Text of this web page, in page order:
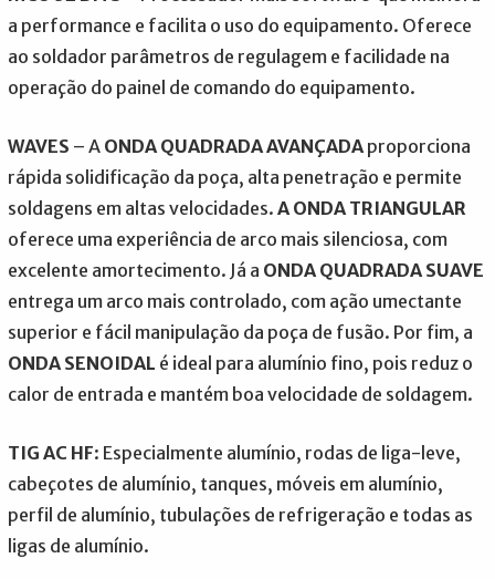
a performance e facilita o uso do equipamento. Oferece
ao soldador parâmetros de regulagem e facilidade na
operação do painel de comando do equipamento.
WAVES – A ONDA QUADRADA AVANÇADA proporciona
rápida solidificação da poça, alta penetração e permite
soldagens em altas velocidades.A ONDA TRIANGULAR
oferece uma experiência de arco mais silenciosa, com
excelente amortecimento. Já a ONDA QUADRADA SUAVE
entrega um arco mais controlado, com ação umectante
superior e fácil manipulação da poça de fusão. Por fim, a
ONDA SENOIDAL é ideal para alumínio fino, pois reduz o
calor de entrada e mantém boa velocidade de soldagem.
TIG AC HF: Especialmente alumínio, rodas de liga-leve,
cabeçotes de alumínio, tanques, móveis em alumínio,
perfil de alumínio, tubulações de refrigeração e todas as
ligas de alumínio.